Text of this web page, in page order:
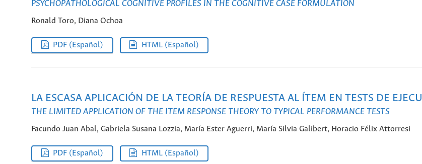
PSYCHOPATHOLOGICAL COGNITIVE PROFILES IN THE COGNITIVE CASE FORMULATION
Ronald Toro, Diana Ochoa
PDF (Español) HTML (Español)
LA ESCASA APLICACIÓN DE LA TEORÍA DE RESPUESTA AL ÍTEM EN TESTS DE
THE LIMITED APPLICATION OF THE ITEM RESPONSE THEORY TO TYPICAL PERFORMANCE TESTS
Facundo Juan Abal, Gabriela Susana Lozzia, María Ester Aguerri, María Silvia Galibert, Horacio Félix Attorresi
PDF (Español) HTML (Español)